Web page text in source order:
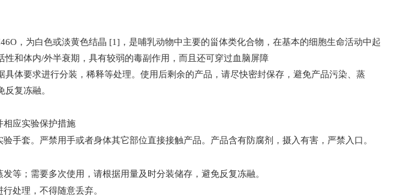
，为白色或淡黄色结晶 [1] ，是哺乳动物中主要的甾体类化合物，在基本的细胞生命活动中起
性和体内/外半衰期，具有较弱的毒副作用，而且还可穿过血脑屏障
具体要求进行分装，稀释等处理。使用后剩余的产品，请尽快密封保存，避免产品污染、蒸
复冻融。
相应实验保护措施
手套。严禁用手或者身体其它部位直接接触产品。产品含有防腐剂，摄入有害，严禁入口。
等；需要多次使用，请根据用量及时分装储存，避免反复冻融。
处理，不得随意丢弃。